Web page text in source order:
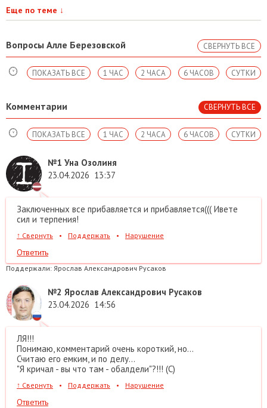
Еще по теме ↓
Вопросы Алле Березовской СВЕРНУТЬ ВСЕ
СУТКИ
6 ЧАСОВ
2 ЧАСА
1 ЧАС
ПОКАЗАТЬ ВСЕ
Комментарии СВЕРНУТЬ ВСЕ
СУТКИ
6 ЧАСОВ
2 ЧАСА
1 ЧАС
ПОКАЗАТЬ ВСЕ
№1 Уна Озолиня
23.04.2026 13:37
Заключенных все прибавляется и прибавляется((( Ивете
сил и терпения!
↑ Свернуть • Поддержать • Нарушение
Ответить
Поддержали: Ярослав Александрович Русаков
№2 Ярослав Александрович Русаков
23.04.2026 14:56
ЛЯ!!!
Понимаю, комментарий очень короткий, но...
Считаю его емким, и по делу...
"Я кричал - вы что там - обалдели"?!!! (С)
↑ Свернуть • Поддержать • Нарушение
Ответить